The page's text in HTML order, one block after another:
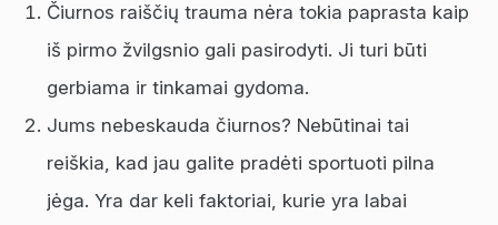
Čiurnos raiščių trauma nėra tokia paprasta kaip
iš pirmo žvilgsnio gali pasirodyti. Ji turi būti
gerbiama ir tinkamai gydoma.
Jums nebeskauda čiurnos? Nebūtinai tai
reiškia, kad jau galite pradėti sportuoti pilna
jėga. Yra dar keli faktoriai, kurie yra labai